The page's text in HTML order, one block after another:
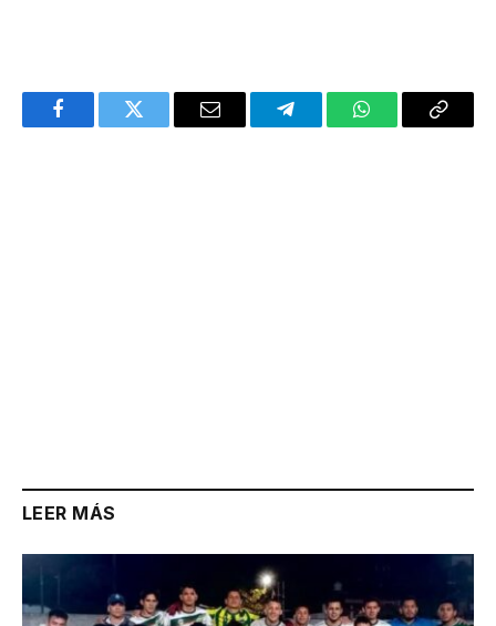
FacebookTwitter Email TelegramWhatsAppCopy
LEER MÁS